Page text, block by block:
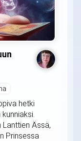
hetki
Lanttien Ässä,
Prinsessa